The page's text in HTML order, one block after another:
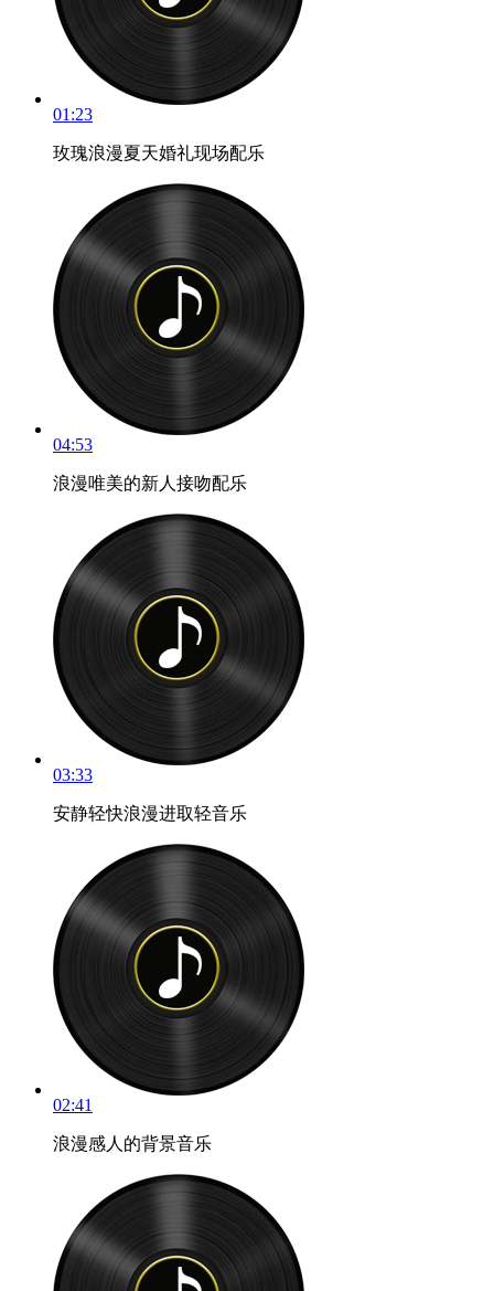
01:23
玫瑰浪漫夏天婚礼现场配乐
04:53
浪漫唯美的新人接吻配乐
03:33
安静轻快浪漫进取轻音乐
02:41
浪漫感人的背景音乐